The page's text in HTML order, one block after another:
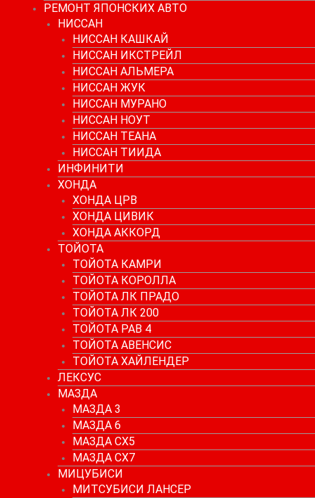
РЕМОНТ ЯПОНСКИХ АВТО
НИССАН
НИССАН КАШКАЙ
НИССАН ИКСТРЕЙЛ
НИССАН АЛЬМЕРА
НИССАН ЖУК
НИССАН МУРАНО
НИССАН НОУТ
НИССАН ТЕАНА
НИССАН ТИИДА
ИНФИНИТИ
ХОНДА
ХОНДА ЦРВ
ХОНДА ЦИВИК
ХОНДА АККОРД
ТОЙОТА
ТОЙОТА КАМРИ
ТОЙОТА КОРОЛЛА
ТОЙОТА ЛК ПРАДО
ТОЙОТА ЛК 200
ТОЙОТА РАВ 4
ТОЙОТА АВЕНСИС
ТОЙОТА ХАЙЛЕНДЕР
ЛЕКСУС
МАЗДА
МАЗДА 3
МАЗДА 6
МАЗДА СХ5
МАЗДА СХ7
МИЦУБИСИ
МИТСУБИСИ ЛАНСЕР